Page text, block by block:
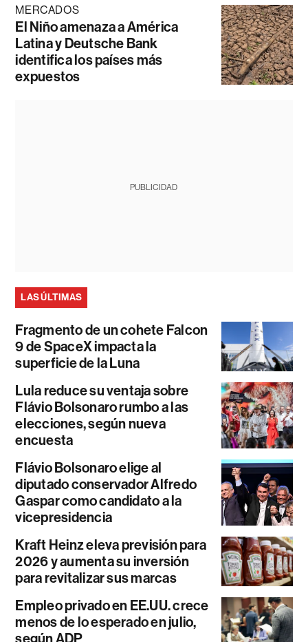
MERCADOS
El Niño amenaza a América
Latina y Deutsche Bank
identifica los países más
expuestos
PUBLICIDAD
LAS ÚLTIMAS
Fragmento de un cohete Falcon
9 de SpaceX impacta la
superficie de la Luna
Lula reduce su ventaja sobre
Flávio Bolsonaro rumbo a las
elecciones, según nueva
encuesta
Flávio Bolsonaro elige al
diputado conservador Alfredo
Gaspar como candidato a la
vicepresidencia
Kraft Heinz eleva previsión para
2026 y aumenta su inversión
para revitalizar sus marcas
Empleo privado en EE.UU. crece
menos de lo esperado en julio,
según ADP